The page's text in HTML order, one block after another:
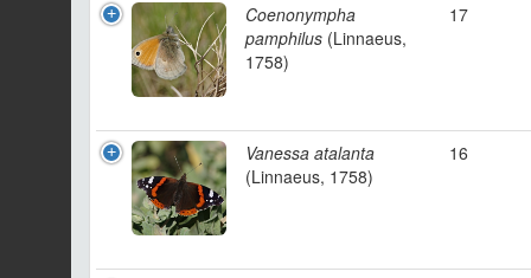
Coenonympha
pamphilus (Linnaeus,
1758)
17
Vanessa atalanta
(Linnaeus, 1758)
16